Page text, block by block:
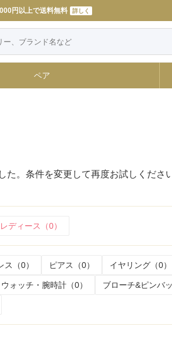
円以上で送料無料 詳しく
ペア
た。条件を変更して再度お試しくださ
レディース（0）
ス（0） ピアス（0） イヤリング（0）
ウォッチ・腕時計（0） ブローチ&ピンバ